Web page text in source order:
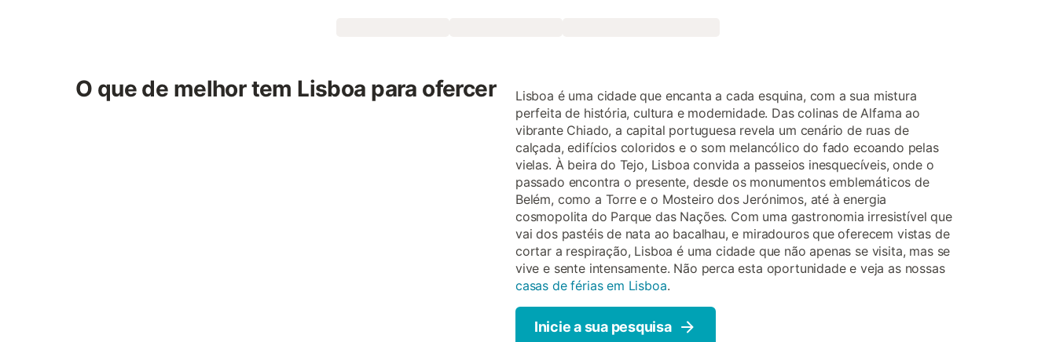
O que de melhor tem Lisboa para ofercer
Lisboa é uma cidade que encanta a cada esquina, com a sua mistura
perfeita de história, cultura e modernidade. Das colinas de Alfama ao
vibrante Chiado, a capital portuguesa revela um cenário de ruas de
calçada, edifícios coloridos e o som melancólico do fado ecoando pelas
vielas. À beira do Tejo, Lisboa convida a passeios inesquecíveis, onde o
passado encontra o presente, desde os monumentos emblemáticos de
Belém, como a Torre e o Mosteiro dos Jerónimos, até à energia
cosmopolita do Parque das Nações. Com uma gastronomia irresistível que
vai dos pastéis de nata ao bacalhau, e miradouros que oferecem vistas de
cortar a respiração, Lisboa é uma cidade que não apenas se visita, mas se
vive e sente intensamente. Não perca esta oportunidade e veja as nossas
casas de férias em Lisboa.
Inicie a sua pesquisa